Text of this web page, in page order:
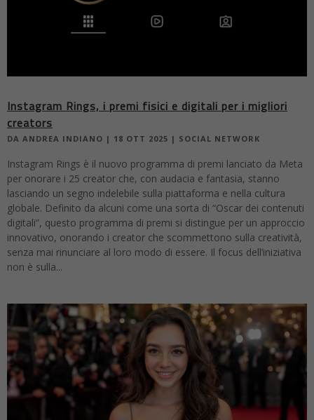
Instagram Rings, i premi fisici e digitali per i migliori
creators
DA ANDREA INDIANO | 18 OTT 2025 | SOCIAL NETWORK
Instagram Rings è il nuovo programma di premi lanciato da Meta
per onorare i 25 creator che, con audacia e fantasia, stanno
lasciando un segno indelebile sulla piattaforma e nella cultura
globale. Definito da alcuni come una sorta di “Oscar dei contenuti
digitali”, questo programma di premi si distingue per un approccio
innovativo, onorando i creator che scommettono sulla creatività,
senza mai rinunciare al loro modo di essere. Il focus dell’iniziativa
non è sulla...